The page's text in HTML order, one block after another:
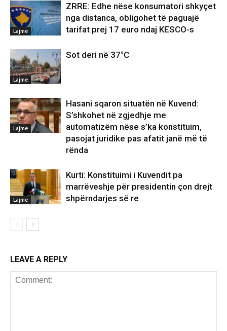
Lajme
ZRRE: Edhe nëse konsumatori shkyçet
nga distanca, obligohet të paguajë
tarifat prej 17 euro ndaj KESCO-s
Lajme
Sot deri në 37°C
Lajme
Hasani sqaron situatën në Kuvend:
S’shkohet në zgjedhje me
automatizëm nëse s’ka konstituim,
pasojat juridike pas afatit janë më të
rënda
Lajme
Kurti: Konstituimi i Kuvendit pa
marrëveshje për presidentin çon drejt
shpërndarjes së re
LEAVE A REPLY